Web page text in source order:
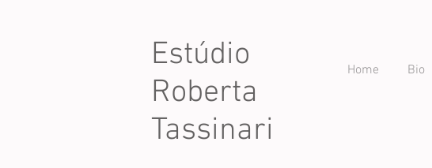
Estúdio
Roberta
Tassinari
Home Bio